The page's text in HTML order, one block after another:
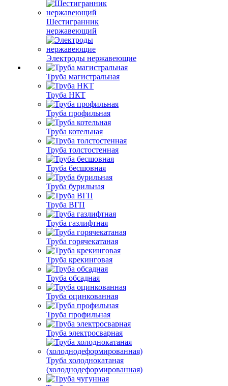
Шестигранник
нержавеющий
Электроды нержавеющие
Труба магистральная
Труба НКТ
Труба профильная
Труба котельная
Труба толстостенная
Труба бесшовная
Труба бурильная
Труба ВГП
Труба газлифтная
Труба горячекатаная
Труба крекинговая
Труба обсадная
Труба оцинкованная
Труба профильная
Труба электросварная
Труба холоднокатаная
(холоднодеформированная)